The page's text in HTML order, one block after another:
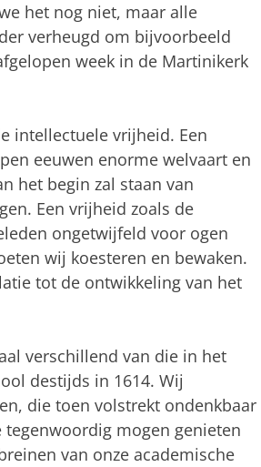
het nog niet, maar alle
verheugd om bijvoorbeeld
week in de Martinikerk
intellectuele vrijheid. Een
eeuwen enorme welvaart en
het begin zal staan van
Een vrijheid zoals de
ongetwijfeld voor ogen
wij koesteren en bewaken.
tot de ontwikkeling van het
verschillend van die in het
destijds in 1614. Wij
die toen volstrekt ondenkbaar
mogen genieten
van onze academische